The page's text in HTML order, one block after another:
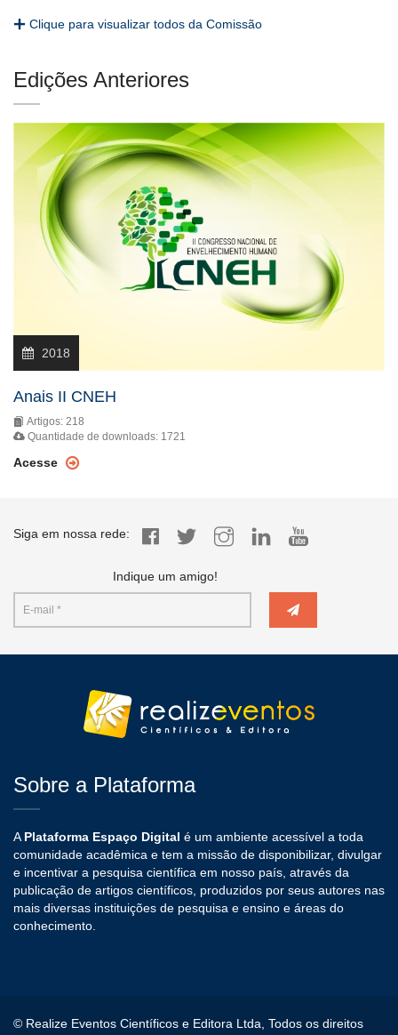
Clique para visualizar todos da Comissão
Edições Anteriores
2018
Anais II CNEH
Artigos: 218
Quantidade de downloads: 1721
Acesse
Siga em nossa rede:
Indique um amigo!
Sobre a Plataforma
A Plataforma Espaço Digital é um ambiente acessível a toda
comunidade acadêmica e tem a missão de disponibilizar, divulgar
e incentivar a pesquisa científica em nosso país, através da
publicação de artigos científicos, produzidos por seus autores nas
mais diversas instituições de pesquisa e ensino e áreas do
conhecimento.
© Realize Eventos Científicos e Editora Ltda, Todos os direitos